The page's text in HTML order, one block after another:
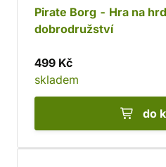
Pirate Borg - Hra na
dobrodružství
499 Kč
skladem
do